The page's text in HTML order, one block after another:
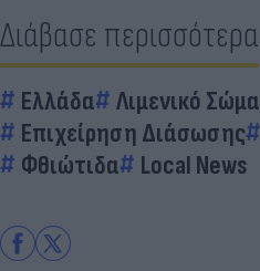
Διάβασε περισσότερα
Ελλάδα
Λιμενικό Σώμα
Επιχείρηση Διάσωσης
Φθιώτιδα
Local News